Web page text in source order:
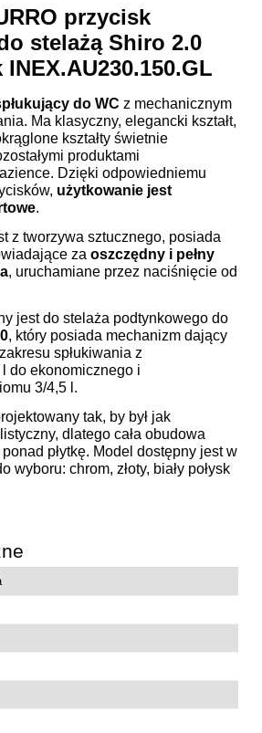
przycisk
stelażą Shiro 2.0
INEX.AU230.150.GL
do WC z mechanicznym
Ma klasyczny, elegancki kształt,
kształty świetnie
produktami
Dzięki odpowiedniemu
użytkowanie jest
.
z tworzywa sztucznego, posiada
za oszczędny i pełny
, uruchamiane przez naciśnięcie od
jest do stelaża podtynkowego do
, który posiada mechanizm dający
spłukiwania z
do ekonomicznego i
3/4,5 l.
tak, by był jak
dlatego cała obudowa
płytkę. Model dostępny jest w
wyboru: chrom, złoty, biały połysk